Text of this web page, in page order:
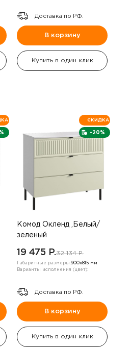
Доставка по РФ.
В корзину
Купить в один клик
-20%
СКИДКА
Комод Окленд ,Белый/
зеленый
19 475 P.32 134 P.
Габаритные размеры:900х815 мм
Варианты исполнения (цвет):
Доставка по РФ.
В корзину
Купить в один клик